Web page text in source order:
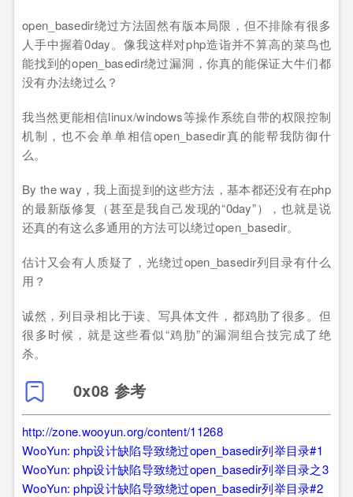
open_basedir绕过方法固然有版本局限，但不排除有很多
人手中握着0day。像我这样对php造诣并不算高的菜鸟也
能找到的open_basedir绕过漏洞，你真的能保证大牛们都
没有办法绕过么？
我当然更能相信linux/windows等操作系统自带的权限控制
机制，也不会单单相信open_basedir真的能帮我防御什
么。
By the way，我上面提到的这些方法，基本都还没有在php
的最新版修复（甚至是我自己发现的“0day”），也就是说
还真的有这么多通用的方法可以绕过open_basedir。
估计又会有人质疑了，光绕过open_basedir列目录有什么
用？
诚然，列目录相比于读、写具体文件，都鸡肋了很多。但
很多时候，就是这些看似“鸡肋”的漏洞组合技完成了绝
杀。
0x08 参考
http://zone.wooyun.org/content/11268
WooYun: php设计缺陷导致绕过open_basedir列举目录#1
WooYun: php设计缺陷导致绕过open_basedir列举目录之3
WooYun: php设计缺陷导致绕过open_basedir列举目录#2